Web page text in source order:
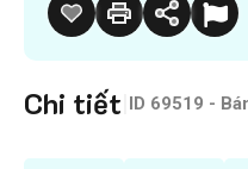
Chi tiết ID 69519 -